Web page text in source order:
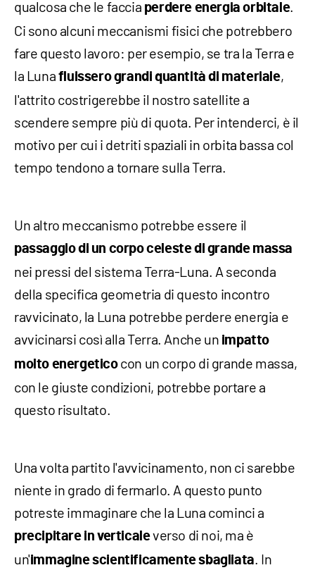
qualcosa che le faccia perdere energia orbitale.
Ci sono alcuni meccanismi fisici che potrebbero
fare questo lavoro: per esempio, se tra la Terra e
la Luna fluissero grandi quantità di materiale,
l'attrito costrigerebbe il nostro satellite a
scendere sempre più di quota. Per intenderci, è il
motivo per cui i detriti spaziali in orbita bassa col
tempo tendono a tornare sulla Terra.
Un altro meccanismo potrebbe essere il
passaggio di un corpo celeste di grande massa
nei pressi del sistema Terra-Luna. A seconda
della specifica geometria di questo incontro
ravvicinato, la Luna potrebbe perdere energia e
avvicinarsi così alla Terra. Anche un impatto
molto energeticocon un corpo di grande massa,
con le giuste condizioni, potrebbe portare a
questo risultato.
Una volta partito l'avvicinamento, non ci sarebbe
niente in grado di fermarlo. A questo punto
potreste immaginare che la Luna cominci a
precipitare in verticaleverso di noi, ma è
un'immagine scientificamente sbagliata. In